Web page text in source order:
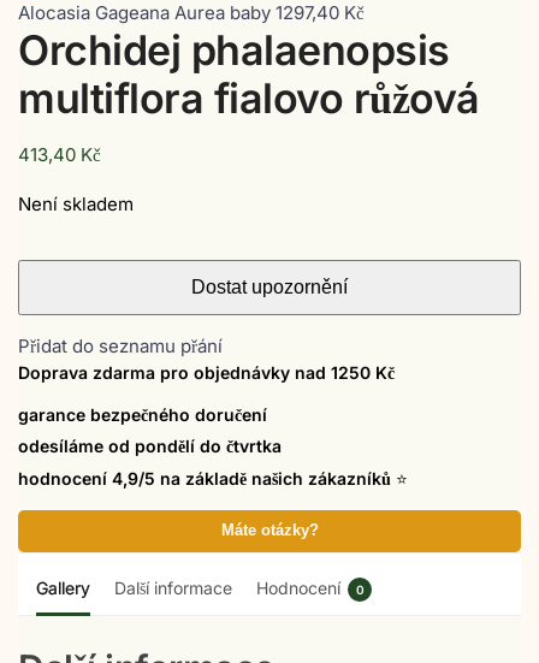
Alocasia Gageana Aurea baby 1297,40 Kč
Orchidej phalaenopsis
multiflora fialovo růžová
413,40 Kč
Není skladem
Přidat do seznamu přání
Doprava zdarma pro objednávky nad 1250 Kč
garance bezpečného doručení
odesíláme od pondělí do čtvrtka
hodnocení 4,9/5 na základě našich zákazníků ⭐
Máte otázky?
Gallery Další informace Hodnocení 0